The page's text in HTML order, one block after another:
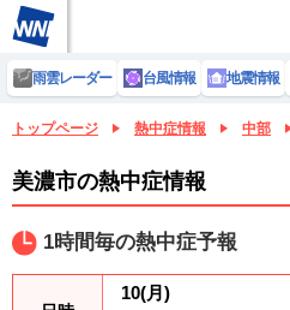
雨雲レーダー 台風情報 地震情報
トップページ 熱中症情報 中部
美濃市の熱中症情報
1時間毎の熱中症予報
10(月)